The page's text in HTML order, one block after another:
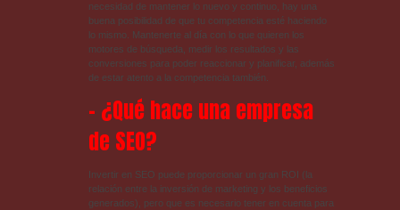
necesidad de mantener lo nuevo y continuo, hay una
buena posibilidad de que tu competencia esté haciendo
lo mismo. Mantenerte al día con lo que quieren los
motores de búsqueda, medir los resultados y las
conversiones para poder reaccionar y planificar, además
de estar atento a la competencia también.
– ¿Qué hace una empresa
de SEO?
Invertir en SEO puede proporcionar un gran ROI (la
relación entre la inversión de marketing y los beneficios
generados), pero que es necesario tener en cuenta para